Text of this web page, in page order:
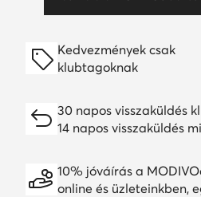
Kedvezmények csak
klubtagoknak
30 napos visszaküldés
14 napos visszaküldés
10% jóváírás a
online és üzleteinkben,